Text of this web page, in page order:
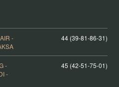
-
44 (39-81-86-31)
-
-
45 (42-51-75-01)